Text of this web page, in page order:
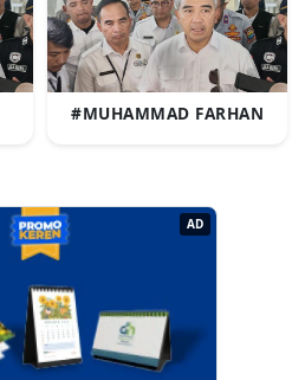
#MUHAMMAD FARHAN
AD